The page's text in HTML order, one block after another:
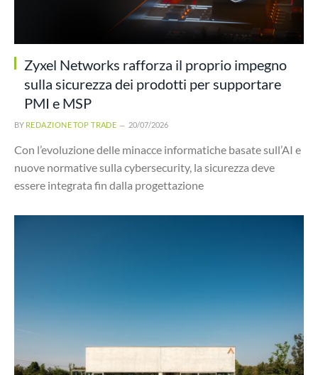
Zyxel Networks rafforza il proprio impegno
sulla sicurezza dei prodotti per supportare
PMI e MSP
BY REDAZIONE TOP TRADE 20/07/2026
Con l’evoluzione delle minacce informatiche basate sull’AI e
nuove normative sulla cybersecurity, la sicurezza deve
essere integrata fin dalla progettazione